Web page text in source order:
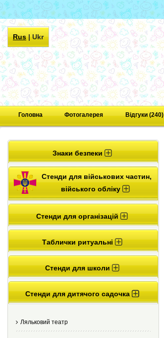
Rus|Ukr
Головна Фотогалерея Відгуки (240)
Знаки безпеки
Стенди для військових частин,
війського обліку
Стенди для організацій
Таблички ритуальні
Стенди для школи
Стенди для дитячого садочка
Ляльковий театр